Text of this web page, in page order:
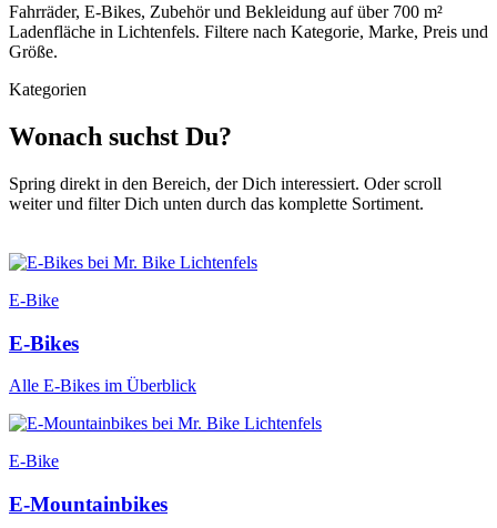
Fahrräder, E-Bikes, Zubehör und Bekleidung auf über 700 m²
Ladenfläche in Lichtenfels. Filtere nach Kategorie, Marke, Preis und
Größe.
Kategorien
Wonach suchst Du?
Spring direkt in den Bereich, der Dich interessiert. Oder scroll
weiter und filter Dich unten durch das komplette Sortiment.
E-Bike
E-Bikes
Alle E-Bikes im Überblick
E-Bike
E-Mountainbikes